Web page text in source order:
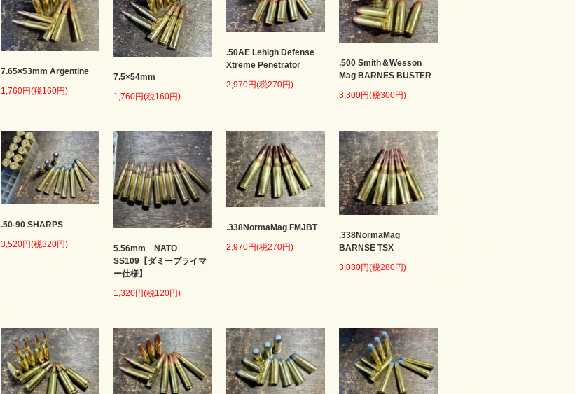
7.65×53mm Argentine
1,760円(税160円)
7.5×54mm
1,760円(税160円)
.50AE Lehigh Defense
Xtreme Penetrator
2,970円(税270円)
.500 Smith＆Wesson
Mag BARNES BUSTER
3,300円(税300円)
.50-90 SHARPS
3,520円(税320円)
5.56mm NATO
SS109【ダミープライマ
ー仕様】
1,320円(税120円)
.338NormaMag FMJBT
2,970円(税270円)
.338NormaMag
BARNSE TSX
3,080円(税280円)